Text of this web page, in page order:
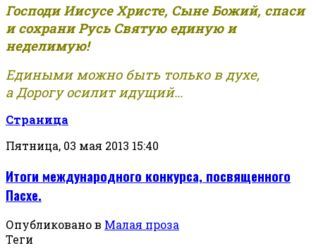
Господи Иисусе Христе, Сыне Божий, спаси
и сохрани Русь Святую единую и
неделимую!
Едиными можно быть только в духе,
а Дорогу осилит идущий...
Страница
Пятница, 03 мая 2013 15:40
Итоги международного конкурса, посвященного
Пасхе.
Опубликовано в Малая проза
Теги